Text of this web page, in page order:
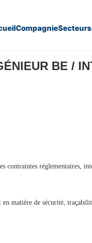
CompagnieSecteurs
BE /
contraintes réglementaires,
matière de sécurité,